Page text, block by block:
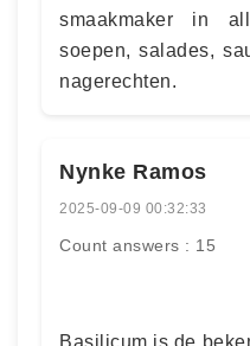
smaakmaker in
soepen, salades,
nagerechten.
Nynke Ramos
2025-09-09 00:32:33
Count answers : 15
Basilicum is de